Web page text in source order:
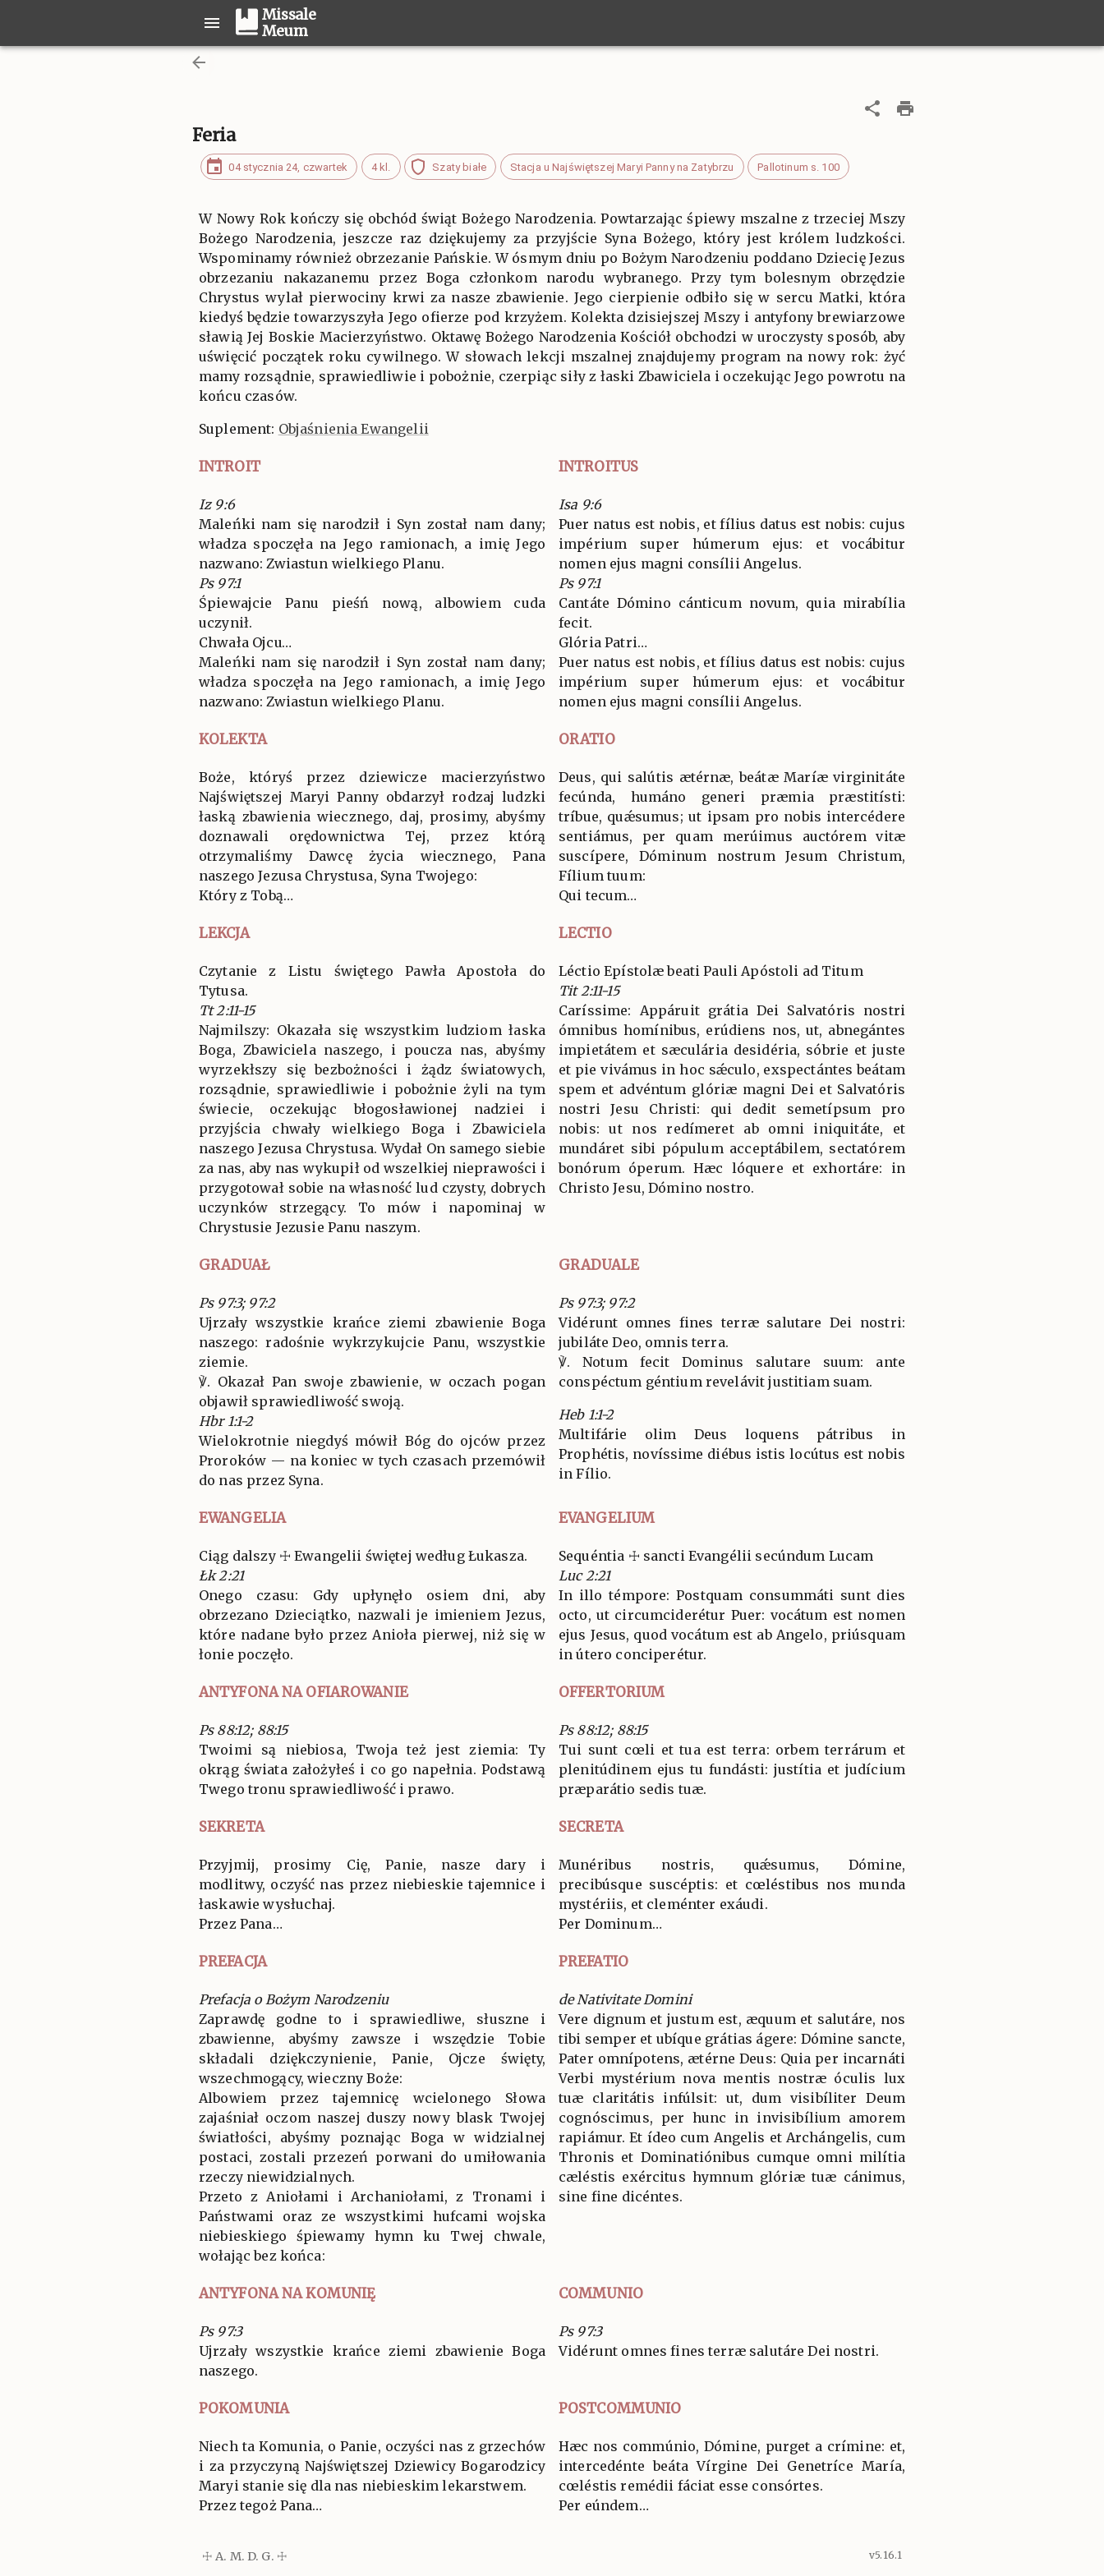
Missale
Meum
Feria
04 stycznia 24, czwartek 4 kl. Szaty białe Stacja u Najświętszej Maryi Panny na Zatybrzu Pallotinum s. 100
W Nowy Rok kończy się obchód świąt Bożego Narodzenia. Powtarzając śpiewy mszalne z trzeciej Mszy
Bożego Narodzenia, jeszcze raz dziękujemy za przyjście Syna Bożego, który jest królem ludzkości.
Wspominamy również obrzezanie Pańskie. W ósmym dniu po Bożym Narodzeniu poddano Dziecię Jezus
obrzezaniu nakazanemu przez Boga członkom narodu wybranego. Przy tym bolesnym obrzędzie
Chrystus wylał pierwociny krwi za nasze zbawienie. Jego cierpienie odbiło się w sercu Matki, która
kiedyś będzie towarzyszyła Jego ofierze pod krzyżem. Kolekta dzisiejszej Mszy i antyfony brewiarzowe
sławią Jej Boskie Macierzyństwo. Oktawę Bożego Narodzenia Kościół obchodzi w uroczysty sposób, aby
uświęcić początek roku cywilnego. W słowach lekcji mszalnej znajdujemy program na nowy rok: żyć
mamy rozsądnie, sprawiedliwie i pobożnie, czerpiąc siły z łaski Zbawiciela i oczekując Jego powrotu na
końcu czasów.
Suplement: Objaśnienia Ewangelii
INTROIT INTROITUS
Iz 9:6
Maleńki nam się narodził i Syn został nam dany;
władza spoczęła na Jego ramionach, a imię Jego
nazwano: Zwiastun wielkiego Planu.
Ps 97:1
Śpiewajcie Panu pieśń nową, albowiem cuda
uczynił.
Chwała Ojcu…
Maleńki nam się narodził i Syn został nam dany;
władza spoczęła na Jego ramionach, a imię Jego
nazwano: Zwiastun wielkiego Planu.
Isa 9:6
Puer natus est nobis, et fílius datus est nobis: cujus
impérium super húmerum ejus: et vocábitur
nomen ejus magni consílii Angelus.
Ps 97:1
Cantáte Dómino cánticum novum, quia mirabília
fecit.
Glória Patri…
Puer natus est nobis, et fílius datus est nobis: cujus
impérium super húmerum ejus: et vocábitur
nomen ejus magni consílii Angelus.
KOLEKTA ORATIO
Boże, któryś przez dziewicze macierzyństwo
Najświętszej Maryi Panny obdarzył rodzaj ludzki
łaską zbawienia wiecznego, daj, prosimy, abyśmy
doznawali orędownictwa Tej, przez którą
otrzymaliśmy Dawcę życia wiecznego, Pana
naszego Jezusa Chrystusa, Syna Twojego:
Który z Tobą…
Deus, qui salútis ætérnæ, beátæ Maríæ virginitáte
fecúnda, humáno generi præmia præstitísti:
tríbue, quǽsumus; ut ipsam pro nobis intercédere
sentiámus, per quam merúimus auctórem vitæ
suscípere, Dóminum nostrum Jesum Christum,
Fílium tuum:
Qui tecum…
LEKCJA LECTIO
Czytanie z Listu świętego Pawła Apostoła do
Tytusa.
Tt 2:11-15
Najmilszy: Okazała się wszystkim ludziom łaska
Boga, Zbawiciela naszego, i poucza nas, abyśmy
wyrzekłszy się bezbożności i żądz światowych,
rozsądnie, sprawiedliwie i pobożnie żyli na tym
świecie, oczekując błogosławionej nadziei i
przyjścia chwały wielkiego Boga i Zbawiciela
naszego Jezusa Chrystusa. Wydał On samego siebie
za nas, aby nas wykupił od wszelkiej nieprawości i
przygotował sobie na własność lud czysty, dobrych
uczynków strzegący. To mów i napominaj w
Chrystusie Jezusie Panu naszym.
Léctio Epístolæ beati Pauli Apóstoli ad Titum
Tit 2:11-15
Caríssime: Appáruit grátia Dei Salvatóris nostri
ómnibus homínibus, erúdiens nos, ut, abnegántes
impietátem et sæculária desidéria, sóbrie et juste
et pie vivámus in hoc sǽculo, exspectántes beátam
spem et advéntum glóriæ magni Dei et Salvatóris
nostri Jesu Christi: qui dedit semetípsum pro
nobis: ut nos redímeret ab omni iniquitáte, et
mundáret sibi pópulum acceptábilem, sectatórem
bonórum óperum. Hæc lóquere et exhortáre: in
Christo Jesu, Dómino nostro.
GRADUAŁ GRADUALE
Ps 97:3; 97:2
Ujrzały wszystkie krańce ziemi zbawienie Boga
naszego: radośnie wykrzykujcie Panu, wszystkie
ziemie.
℣. Okazał Pan swoje zbawienie, w oczach pogan
objawił sprawiedliwość swoją.
Hbr 1:1-2
Wielokrotnie niegdyś mówił Bóg do ojców przez
Proroków — na koniec w tych czasach przemówił
do nas przez Syna.
Ps 97:3; 97:2
Vidérunt omnes fines terræ salutare Dei nostri:
jubiláte Deo, omnis terra.
℣. Notum fecit Dominus salutare suum: ante
conspéctum géntium revelávit justitiam suam.
Heb 1:1-2
Multifárie olim Deus loquens pátribus in
Prophétis, novíssime diébus istis locútus est nobis
in Fílio.
EWANGELIA EVANGELIUM
Ciąg dalszy ☩ Ewangelii świętej według Łukasza.
Łk 2:21
Onego czasu: Gdy upłynęło osiem dni, aby
obrzezano Dzieciątko, nazwali je imieniem Jezus,
które nadane było przez Anioła pierwej, niż się w
łonie poczęło.
Sequéntia ☩ sancti Evangélii secúndum Lucam
Luc 2:21
In illo témpore: Postquam consummáti sunt dies
octo, ut circumciderétur Puer: vocátum est nomen
ejus Jesus, quod vocátum est ab Angelo, priúsquam
in útero conciperétur.
ANTYFONA NA OFIAROWANIE OFFERTORIUM
Ps 88:12; 88:15
Twoimi są niebiosa, Twoja też jest ziemia: Ty
okrąg świata założyłeś i co go napełnia. Podstawą
Twego tronu sprawiedliwość i prawo.
Ps 88:12; 88:15
Tui sunt cœli et tua est terra: orbem terrárum et
plenitúdinem ejus tu fundásti: justítia et judícium
præparátio sedis tuæ.
SEKRETA SECRETA
Przyjmij, prosimy Cię, Panie, nasze dary i
modlitwy, oczyść nas przez niebieskie tajemnice i
łaskawie wysłuchaj.
Przez Pana…
Munéribus nostris, quǽsumus, Dómine,
precibúsque suscéptis: et cœléstibus nos munda
mystériis, et cleménter exáudi.
Per Dominum…
PREFACJA PREFATIO
Prefacja o Bożym Narodzeniu
Zaprawdę godne to i sprawiedliwe, słuszne i
zbawienne, abyśmy zawsze i wszędzie Tobie
składali dziękczynienie, Panie, Ojcze święty,
wszechmogący, wieczny Boże:
Albowiem przez tajemnicę wcielonego Słowa
zajaśniał oczom naszej duszy nowy blask Twojej
światłości, abyśmy poznając Boga w widzialnej
postaci, zostali przezeń porwani do umiłowania
rzeczy niewidzialnych.
Przeto z Aniołami i Archaniołami, z Tronami i
Państwami oraz ze wszystkimi hufcami wojska
niebieskiego śpiewamy hymn ku Twej chwale,
wołając bez końca:
de Nativitate Domini
Vere dignum et justum est, æquum et salutáre, nos
tibi semper et ubíque grátias ágere: Dómine sancte,
Pater omnípotens, ætérne Deus: Quia per incarnáti
Verbi mystérium nova mentis nostræ óculis lux
tuæ claritátis infúlsit: ut, dum visibíliter Deum
cognóscimus, per hunc in invisibílium amorem
rapiámur. Et ídeo cum Angelis et Archángelis, cum
Thronis et Dominatiónibus cumque omni milítia
cæléstis exércitus hymnum glóriæ tuæ cánimus,
sine fine dicéntes.
ANTYFONA NA KOMUNIĘ COMMUNIO
Ps 97:3
Ujrzały wszystkie krańce ziemi zbawienie Boga
naszego.
Ps 97:3
Vidérunt omnes fines terræ salutáre Dei nostri.
POKOMUNIA POSTCOMMUNIO
Niech ta Komunia, o Panie, oczyści nas z grzechów
i za przyczyną Najświętszej Dziewicy Bogarodzicy
Maryi stanie się dla nas niebieskim lekarstwem.
Przez tegoż Pana…
Hæc nos commúnio, Dómine, purget a crímine: et,
intercedénte beáta Vírgine Dei Genetríce María,
cœléstis remédii fáciat esse consórtes.
Per eúndem…
☩ A. M. D. G. ☩ v5.16.1